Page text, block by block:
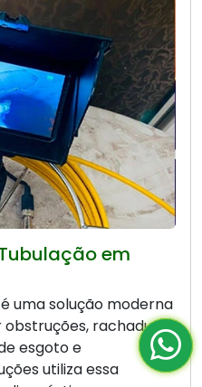
em
uma solução moderna
rachaduras
esgoto e
utiliza essa